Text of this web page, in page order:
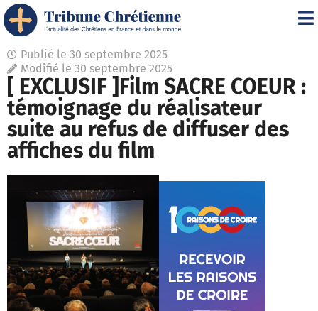
Publié le 30 septembre 2025
Modifié le 30 septembre 2025
[ EXCLUSIF ]Film SACRE COEUR :
témoignage du réalisateur
suite au refus de diffuser des
affiches du film